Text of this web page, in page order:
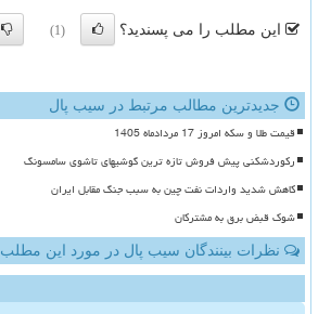
این مطلب را می پسندید؟ (1)
جدیدترین مطالب مرتبط در سیب پال
قیمت طلا و سکه امروز 17 مردادماه 1405
رکوردشکنی پیش فروش تازه ترین گوشیهای تاشوی سامسونگ
کاهش شدید واردات نفت چین به سبب جنگ مقابل ایران
شوک قبض برق به مشترکان
نظرات بینندگان سیب پال در مورد این مطلب